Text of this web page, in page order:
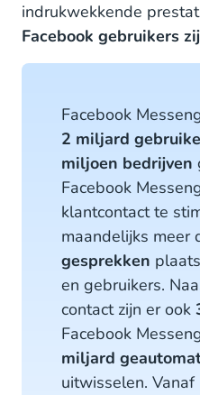
indrukwekkende
Facebook gebruikers
Facebook
2 miljard
miljoen bedrijven
Facebook
klantcontact te
maandelijks meer
gesprekken
en gebruikers.
contact zijn er ook
Facebook
miljard
uitwisselen.